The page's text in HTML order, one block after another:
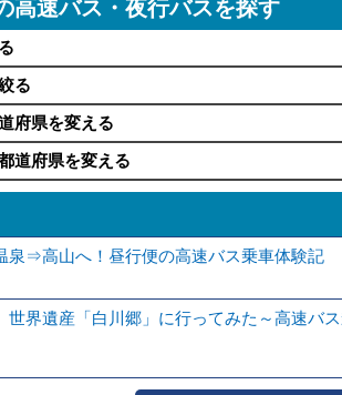
速バス・夜行バスを探す
る
府県を変える
道府県を変える
泉⇒高山へ！昼行便の高速バス乗車体験記
世界遺産「白川郷」に行ってみた～高速バ